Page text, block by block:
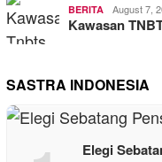
BERITA August 7,
Kawasan
SASTRA INDONESIA
Elegi